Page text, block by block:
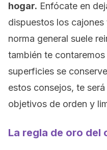
hogar. Enfócate en
dispuestos los
norma general suele
también te
superficies se
estos consejos, te
objetivos de orden y
La regla de oro del